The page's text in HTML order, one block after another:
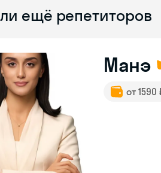
ещё репетиторов
Манэ
от